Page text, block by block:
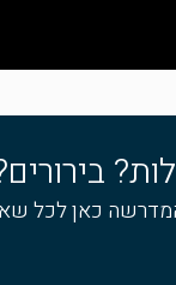
כאן לכל